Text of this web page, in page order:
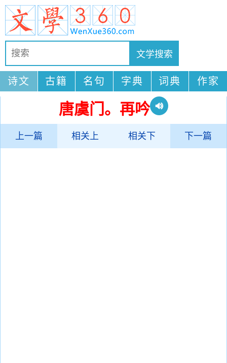
诗文 古籍 名句 字典 词典 作家
唐虞门。再吟
上一篇 相关上 相关下 下一篇